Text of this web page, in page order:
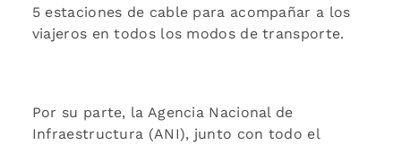
5 estaciones de cable para acompañar a los
viajeros en todos los modos de transporte.
Por su parte, la Agencia Nacional de
Infraestructura (ANI), junto con todo el